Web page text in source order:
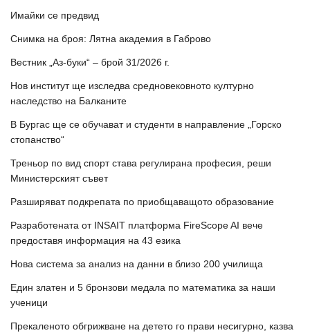
Имайки се предвид
Снимка на броя: Лятна академия в Габрово
Вестник „Аз-буки“ – брой 31/2026 г.
Нов институт ще изследва средновековното културно
наследство на Балканите
В Бургас ще се обучават и студенти в направление „Горско
стопанство“
Треньор по вид спорт става регулирана професия, реши
Министерският съвет
Разширяват подкрепата по приобщаващото образование
Разработената от INSAIT платформа FireScope AI вече
предоставя информация на 43 езика
Нова система за анализ на данни в близо 200 училища
Един златен и 5 бронзови медала по математика за наши
ученици
Прекаленото обгрижване на детето го прави несигурно, казва